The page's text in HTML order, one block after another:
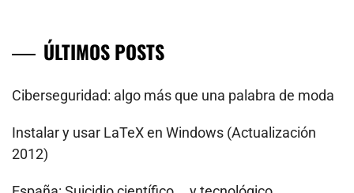
ÚLTIMOS POSTS
Ciberseguridad: algo más que una palabra de moda
Instalar y usar LaTeX en Windows (Actualización
2012)